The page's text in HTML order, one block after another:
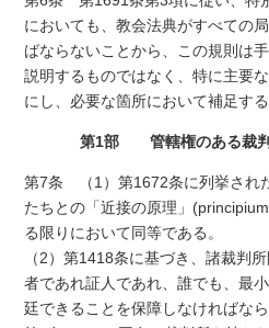
においても、教会法典がすべての
ばならないことから、この規則は
説明するものではなく、特に主要
にし、必要な箇所において補足す
第1部 管轄権のある裁判
第7条 （1）第1672条に列挙され
たちとの「近接の原理」
る限りにおいて同等である。
（2）第1418条に基づき、諸裁判
者であれ証人であれ、誰でも、最
廷できることを保障しなければなら